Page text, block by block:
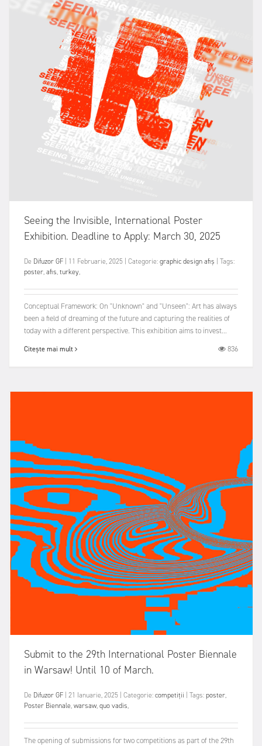
Seeing the Invisible, International Poster
Exhibition. Deadline to Apply: March 30, 2025
De Difuzor GF 11 Februarie, 2025 Categorie:graphic designafiș
Tags:
poster,afis,turkey,
Conceptual Framework: On "Unknown" and "Unseen": Art has always
been a field of dreaming of the future and capturing the realities of
today with a different perspective. This exhibition aims to invest...
Citește mai mult 836
Submit to the 29th International Poster Biennale
in Warsaw! Until 10 of March.
De Difuzor GF 21 Ianuarie, 2025 Categorie:competiții Tags:poster,
Poster Biennale,warsaw,quo vadis,
The opening of submissions for two competitions as part of the 29th